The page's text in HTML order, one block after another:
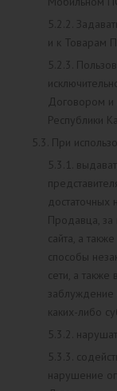
5.2.2.
и к Товарам
5.2.3.
Договором и
Республики
5.3. При
5.3.1.
достаточных
Продавца,
сайта, а
способы
сети, а
заблуждение
каких-либо
5.3.2.
5.3.3.
нарушение